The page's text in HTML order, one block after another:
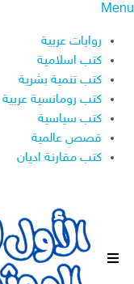
Menu
روايات عربية
كتب اسلامية
كتب تنمية بشرية
كتب رومانسية عربية
كتب سياسية
قصص عالمية
كتب مقارنة اديان
ا